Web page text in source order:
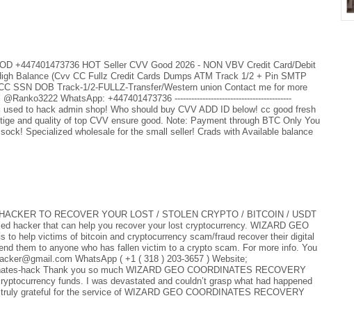
+447401473736 HOT Seller CVV Good 2026 - NON VBV Credit Card/Debit
Balance (Cvv CC Fullz Credit Cards Dumps ATM Track 1/2 + Pin SMTP
SSN DOB Track-1/2-FULLZ-Transfer/Western union Contact me for more
WhatsApp: +447401473736 ------------------------------------------
to hack admin shop! Who should buy CVV ADD ID below! cc good fresh
and quality of top CVV ensure good. Note: Payment through BTC Only You
Specialized wholesale for the small seller! Crads with Available balance
TO RECOVER YOUR LOST / STOLEN CRYPTO / BITCOIN / USDT
hacker that can help you recover your lost cryptocurrency. WIZARD GEO
to help victims of bitcoin and cryptocurrency scam/fraud recover their digital
them to anyone who has fallen victim to a crypto scam. For more info. You
WhatsApp ( +1 ( 318 ) 203-3657 ) Website;
hack Thank you so much WIZARD GEO COORDINATES RECOVERY
funds. I was devastated and couldn’t grasp what had happened
grateful for the service of WIZARD GEO COORDINATES RECOVERY